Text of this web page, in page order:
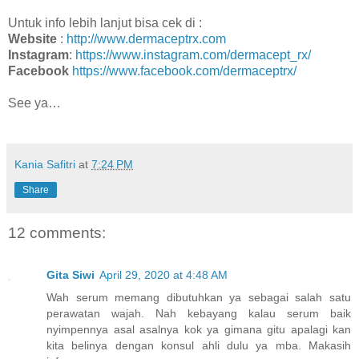
Untuk info lebih lanjut bisa cek di :
Website : http://www.dermaceptrx.com
Instagram: https://www.instagram.com/dermacept_rx/
Facebook https://www.facebook.com/dermaceptrx/
See ya…
Kania Safitri at 7:24 PM
Share
12 comments:
Gita Siwi April 29, 2020 at 4:48 AM
Wah serum memang dibutuhkan ya sebagai salah satu
perawatan wajah. Nah kebayang kalau serum baik
nyimpennya asal asalnya kok ya gimana gitu apalagi kan
kita belinya dengan konsul ahli dulu ya mba. Makasih